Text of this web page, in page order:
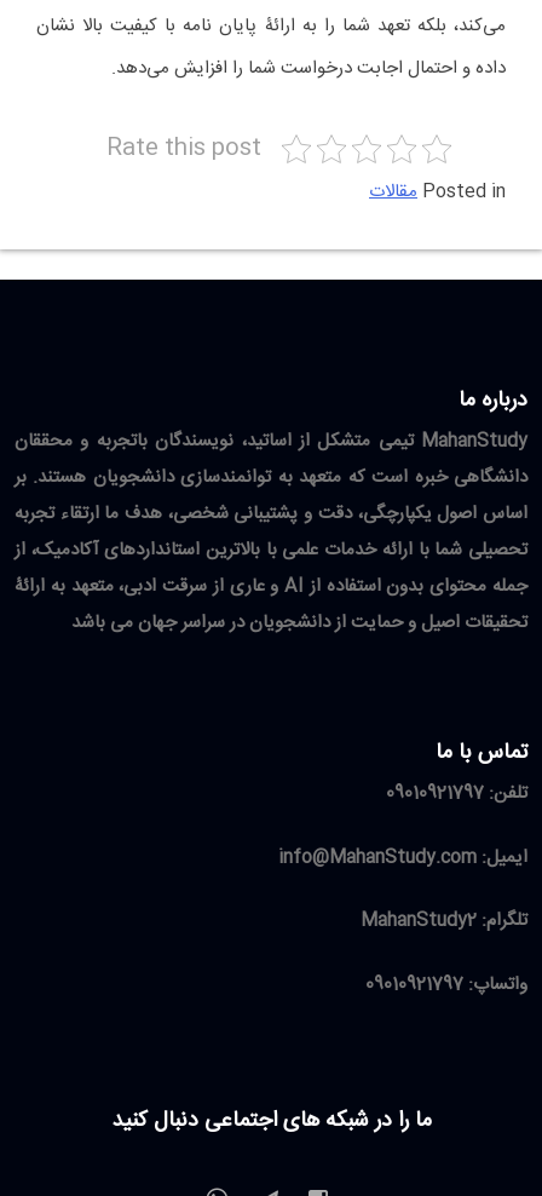
می‌کند، بلکه تعهد شما را به ارائۀ پایان نامه با کیفیت بالا نشان
داده و احتمال اجابت درخواست شما را افزایش می‌دهد.
Rate this post
Posted in مقالات
درباره ما
MahanStudy تیمی متشکل از اساتید، نویسندگان باتجربه و محققان
دانشگاهی خبره است که متعهد به توانمندسازی دانشجویان هستند. بر
اساس اصول یکپارچگی، دقت و پشتیبانی شخصی، هدف ما ارتقاء تجربه
تحصیلی شما با ارائه خدمات علمی با بالاترین استانداردهای آکادمیک، از
جمله محتوای بدون استفاده از AI و عاری از سرقت ادبی، متعهد به ارائۀ
تحقیقات اصیل و حمایت از دانشجویان در سراسر جهان می باشد
تماس با ما
تلفن: 09010921797
ایمیل: info@MahanStudy.com
تلگرام: MahanStudy2
واتساپ: 09010921797
ما را در شبکه های اجتماعی دنبال کنید